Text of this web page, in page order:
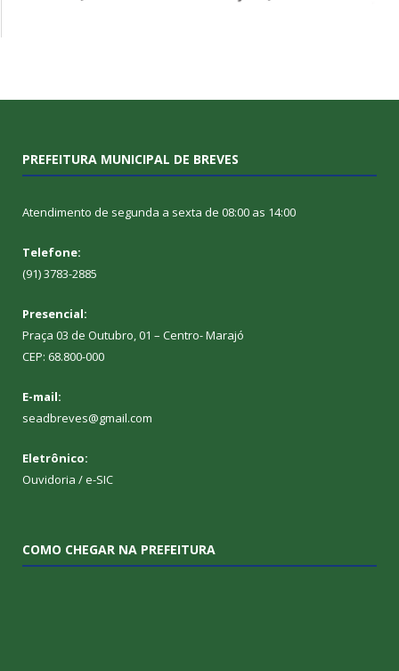
PREFEITURA MUNICIPAL DE BREVES
Atendimento de segunda a sexta de 08:00 as 14:00
Telefone:
(91) 3783-2885
Presencial:
Praça 03 de Outubro, 01 – Centro- Marajó
CEP: 68.800-000
E-mail:
seadbreves@gmail.com
Eletrônico:
Ouvidoria /e-SIC
COMO CHEGAR NA PREFEITURA